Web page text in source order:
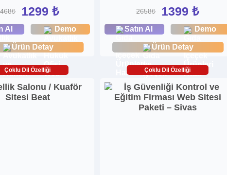
1299 ₺
Al Demo
Ürün Detay
2658₺ 1399 ₺
Satın Al Demo
Ürün Detay
Çoklu Dil Özelliği Çoklu Dil Özelliği